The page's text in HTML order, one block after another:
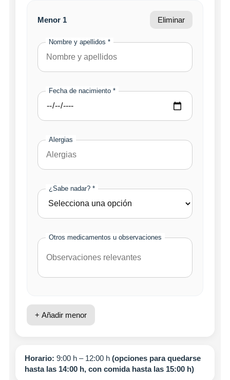
Menor 1 Eliminar
Nombre y apellidos *
Fecha de nacimiento *
Alergias
¿Sabe nadar? *
Otros medicamentos u observaciones
+ Añadir menor
Horario: 9:00 h – 12:00 h (opciones para quedarse
hasta las 14:00 h, con comida hasta las 15:00 h)